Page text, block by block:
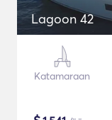
Lagoon 42
Katamaraan